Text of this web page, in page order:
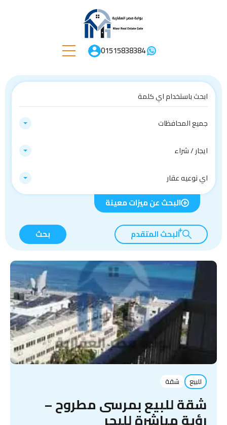
01515838384
جميع المحافظات
ايجار / شراء
اي نوعيه عقار
البحث عن ميزات معينة
البحث المتقدم بحث
للبيع شقة
شقة للبيع بمرسى مطروح –
رؤية مباشرة للبحر